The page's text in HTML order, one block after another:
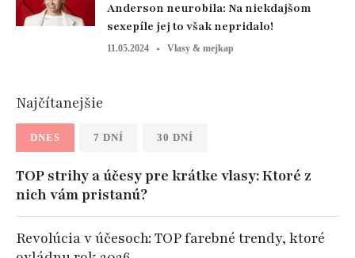
Anderson neurobila: Na niekdajšom
sexepíle jej to však nepridalo!
11.05.2024 Vlasy & mejkap
Najčítanejšie
DNES 7 DNÍ 30 DNÍ
TOP strihy a účesy pre krátke vlasy: Ktoré z
nich vám pristanú?
Revolúcia v účesoch: TOP farebné trendy, ktoré